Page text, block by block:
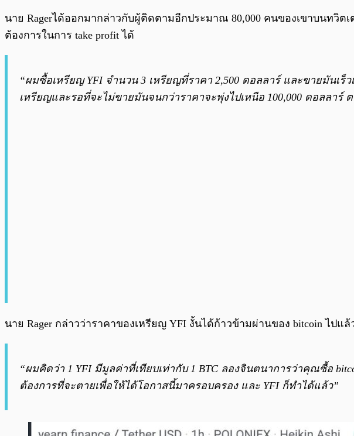
นาย Ragerได้ออกมากล่าวกับผู้ติดตามอีกประมาณ 80,000 คนของเขาบนทวิต
ต้องการในการ take profit ได้
“ผมซื้อเหรียญ YFI จำนวน 3 เหรียญที่ราคา 2,500 ดอลลาร์ และขายมันเ
เหรียญและรอที่จะไม่ขายมันจนกว่าราคาจะพุ่งไปเหนือ 100,000 ดอลลา
นาย Rager กล่าวว่าราคาของเหรียญ YFI งั้นได้ก้าวข้ามผ่านของ bitcoin ไปแล้
“ผมคิดว่า 1 YFI มีมูลค่าที่เทียบเท่ากับ 1 BTC ลองจินตนาการว่าคุณซื้อ
ต้องการที่จะตายเพื่อให้ได้โอกาสนี้มาครอบครอง และ YFI ก็ทำได้แล้ว”